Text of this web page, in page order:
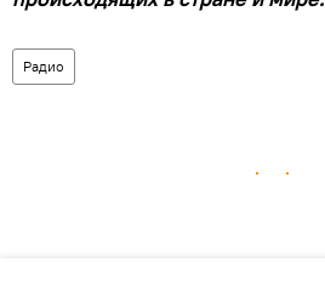
Радио